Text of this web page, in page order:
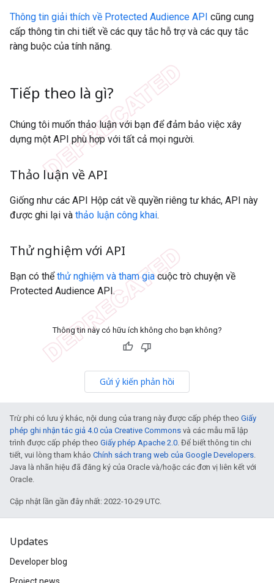
Thông tin giải thích về Protected Audience API cũng cung
cấp thông tin chi tiết về các quy tắc hỗ trợ và các quy tắc
ràng buộc của tính năng.
Tiếp theo là gì?
Chúng tôi muốn thảo luận với bạn để đảm bảo việc xây
dựng một API phù hợp với tất cả mọi người.
Thảo luận về API
Giống như các API Hộp cát về quyền riêng tư khác, API này
được ghi lại và thảo luận công khai.
Thử nghiệm với API
Bạn có thểthử nghiệm và tham giacuộc trò chuyện về
Protected Audience API.
Thông tin này có hữu ích không cho bạn không?
Gửi ý kiến phản hồi
Trừ phi có lưu ý khác, nội dung của trang này được cấp phép theo Giấy
phép ghi nhận tác giả 4.0 của Creative Commons và các mẫu mã lập
trình được cấp phép theo Giấy phép Apache 2.0 . Để biết thông tin chi
tiết, vui lòng tham khảo Chính sách trang web của Google Developers
Java là nhãn hiệu đã đăng ký của Oracle và/hoặc các đơn vị liên kết với
Oracle.
Cập nhật lần gần đây nhất: 2022-10-29 UTC.
Updates
Developer blog